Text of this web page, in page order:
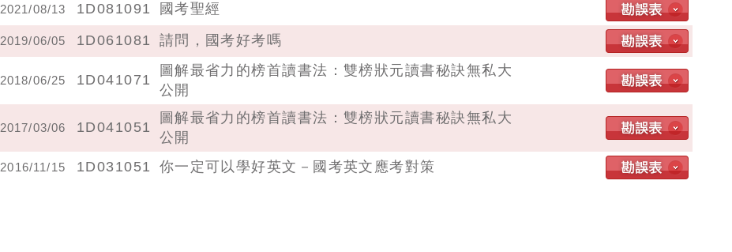
2021/08/13 1D081091 國考聖經
2019/06/05 1D061081 請問，國考好考嗎
2018/06/25 1D041071
圖解最省力的榜首讀書法：雙榜狀元讀書秘訣無私大
公開
2017/03/06 1D041051
圖解最省力的榜首讀書法：雙榜狀元讀書秘訣無私大
公開
2016/11/15 1D031051 你一定可以學好英文－國考英文應考對策